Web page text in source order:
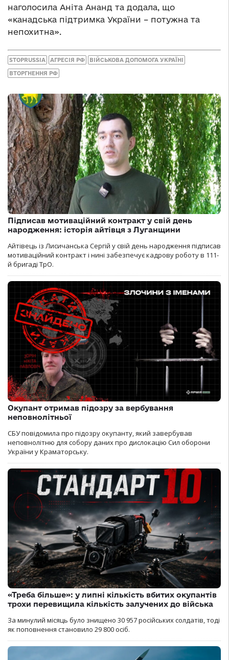
наголосила Аніта Ананд та додала, що
«канадська підтримка України – потужна та
непохитна».
STOPRUSSIA АГРЕСІЯ РФ ВІЙСЬКОВА ДОПОМОГА УКРАЇНІ
ВТОРГНЕННЯ РФ
Підписав мотиваційний контракт у свій день
народження: історія айтівця з Луганщини
Айтівець із Лисичанська Сергій у свій день народження підписав
мотиваційний контракт і нині забезпечує кадрову роботу в 111-
й бригаді ТрО.
Окупант отримав підозру за вербування
неповнолітньої
СБУ повідомила про підозру окупанту, який завербував
неповнолітню для собору даних про дислокацію Сил оборони
України у Краматорську.
«Треба більше»: у липні кількість вбитих окупантів
трохи перевищила кількість залучених до війська
За минулий місяць було знищено 30 957 російських солдатів, тоді
як поповнення становило 29 800 осіб.